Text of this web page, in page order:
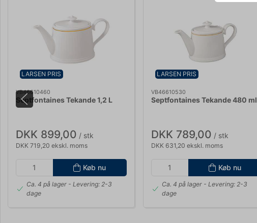
LARSEN PRIS
VB46610460
Septfontaines Tekande 1,2 L
DKK 899,00 / stk
DKK 719,20 ekskl. moms
Køb nu
Ca. 4 på lager- Levering: 2-3
dage
LARSEN PRIS
VB46610530
Septfontaines Tekande 480 ml
DKK 789,00 / stk
DKK 631,20 ekskl. moms
Køb nu
Ca. 4 på lager- Levering: 2-3
dage